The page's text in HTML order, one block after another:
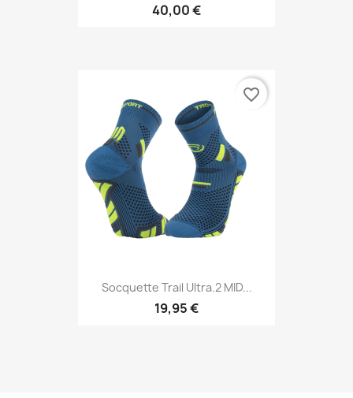
40,00 €
Socquette Trail Ultra.2 MID...
19,95 €
favorite_border